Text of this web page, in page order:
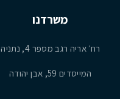
משרדנו
רח׳ אריה רגב מספר 4, נתניה
המייסדים 59, אבן יהודה